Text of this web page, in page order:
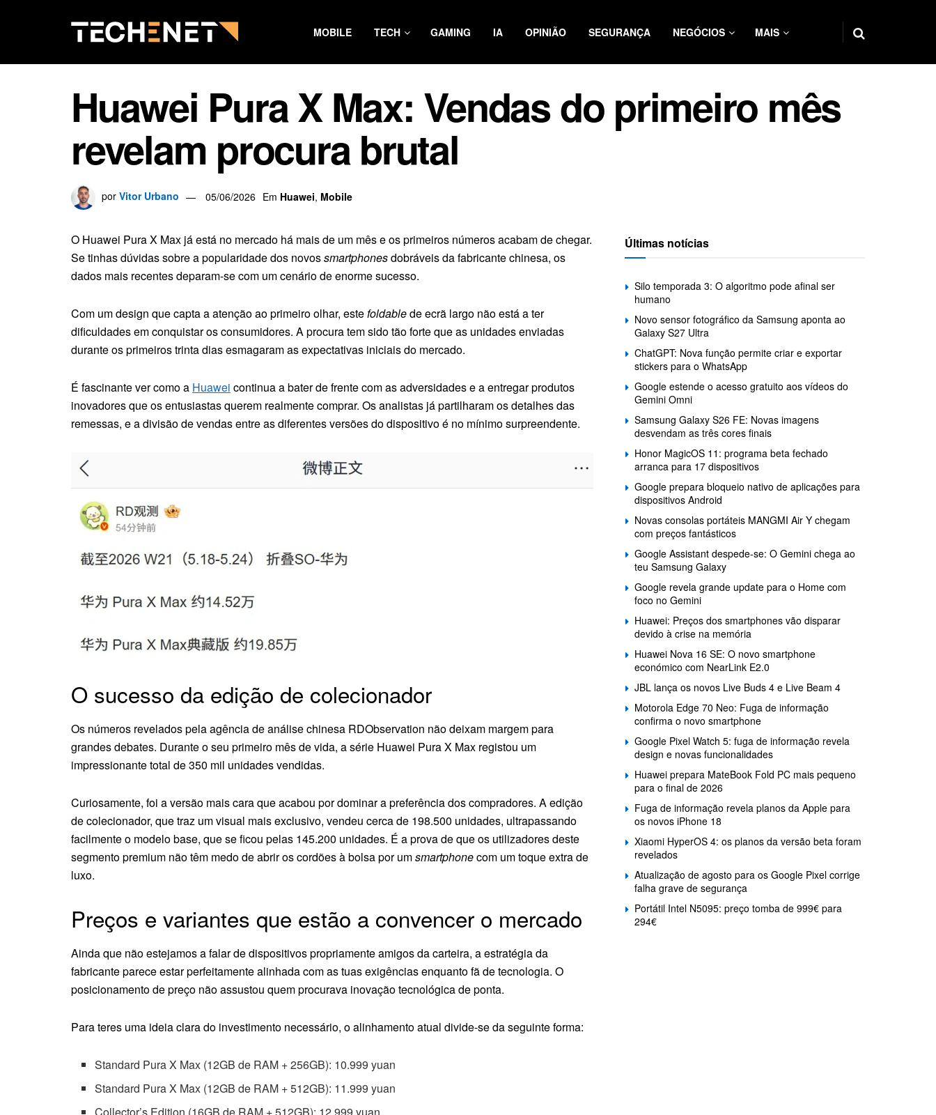
MOBILE TECH GAMING IA OPINIÃO SEGURANÇA NEGÓCIOS MAIS
Huawei Pura X Max: Vendas do primeiro mês
revelam procura brutal
por Vitor Urbano 05/06/2026 Em Huawei, Mobile
O Huawei Pura X Max já está no mercado há mais de um mês e os primeiros números acabam de chegar.
Se tinhas dúvidas sobre a popularidade dos novossmartphonesdobráveis da fabricante chinesa, os
dados mais recentes deparam-se com um cenário de enorme sucesso.
Com um design que capta a atenção ao primeiro olhar, estefoldablede ecrã largo não está a ter
dificuldades em conquistar os consumidores. A procura tem sido tão forte que as unidades enviadas
durante os primeiros trinta dias esmagaram as expectativas iniciais do mercado.
É fascinante ver como a Huawei continua a bater de frente com as adversidades e a entregar produtos
inovadores que os entusiastas querem realmente comprar. Os analistas já partilharam os detalhes das
remessas, e a divisão de vendas entre as diferentes versões do dispositivo é no mínimo surpreendente.
O sucesso da edição de colecionador
Os números revelados pela agência de análise chinesa RDObservation não deixam margem para
grandes debates. Durante o seu primeiro mês de vida, a série Huawei Pura X Max registou um
impressionante total de 350 mil unidades vendidas.
Curiosamente, foi a versão mais cara que acabou por dominar a preferência dos compradores. A edição
de colecionador, que traz um visual mais exclusivo, vendeu cerca de 198.500 unidades, ultrapassando
facilmente o modelo base, que se ficou pelas 145.200 unidades. É a prova de que os utilizadores deste
segmento premium não têm medo de abrir os cordões à bolsa por umsmartphonecom um toque extra de
luxo.
Preços e variantes que estão a convencer o mercado
Ainda que não estejamos a falar de dispositivos propriamente amigos da carteira, a estratégia da
fabricante parece estar perfeitamente alinhada com as tuas exigências enquanto fã de tecnologia. O
posicionamento de preço não assustou quem procurava inovação tecnológica de ponta.
Para teres uma ideia clara do investimento necessário, o alinhamento atual divide-se da seguinte forma:
Standard Pura X Max (12GB de RAM + 256GB): 10.999 yuan
Standard Pura X Max (12GB de RAM + 512GB): 11.999 yuan
Collector’s Edition (16GB de RAM + 512GB): 12.999 yuan
Últimas notícias
Silo temporada 3: O algoritmo pode afinal ser
humano
Novo sensor fotográfico da Samsung aponta ao
Galaxy S27 Ultra
ChatGPT: Nova função permite criar e exportar
stickers para o WhatsApp
Google estende o acesso gratuito aos vídeos do
Gemini Omni
Samsung Galaxy S26 FE: Novas imagens
desvendam as três cores finais
Honor MagicOS 11: programa beta fechado
arranca para 17 dispositivos
Google prepara bloqueio nativo de aplicações para
dispositivos Android
Novas consolas portáteis MANGMI Air Y chegam
com preços fantásticos
Google Assistant despede-se: O Gemini chega ao
teu Samsung Galaxy
Google revela grande update para o Home com
foco no Gemini
Huawei: Preços dos smartphones vão disparar
devido à crise na memória
Huawei Nova 16 SE: O novo smartphone
económico com NearLink E2.0
JBL lança os novos Live Buds 4 e Live Beam 4
Motorola Edge 70 Neo: Fuga de informação
confirma o novo smartphone
Google Pixel Watch 5: fuga de informação revela
design e novas funcionalidades
Huawei prepara MateBook Fold PC mais pequeno
para o final de 2026
Fuga de informação revela planos da Apple para
os novos iPhone 18
Xiaomi HyperOS 4: os planos da versão beta foram
revelados
Atualização de agosto para os Google Pixel corrige
falha grave de segurança
Portátil Intel N5095: preço tomba de 999€ para
294€